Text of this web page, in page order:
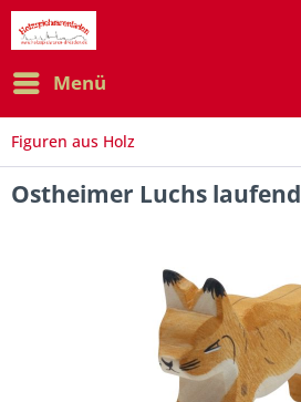
Menü
Figuren aus Holz
Ostheimer Luchs laufend